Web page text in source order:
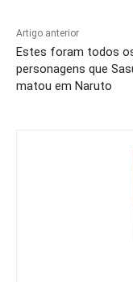
Artigo anterior
Estes foram todos
personagens que
matou em Naruto